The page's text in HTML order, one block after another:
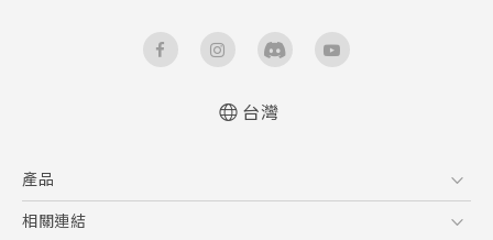
台灣
產品
5G
相關連結